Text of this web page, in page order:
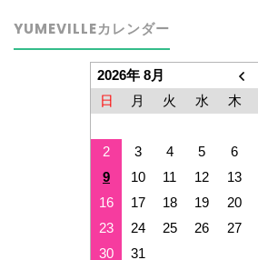
YUMEVILLEカレンダー
2026年 8月
日
月 火 水 木
2
3 4 5 6
9
10 11 12 13
16
17 18 19 20
23
24 25 26 27
30
31